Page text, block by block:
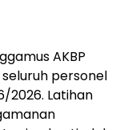
AKBP
personel
2026. Latihan